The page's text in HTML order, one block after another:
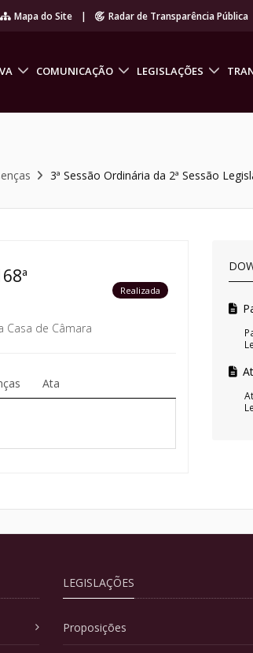
Mapa do Site | Radar de Transparência Pública
COMUNICAÇÃO LEGISLAÇÕES
3ª Sessão Ordinária da 2ª Sessão
Realizada
Casa de Câmara
Ata
LEGISLAÇÕES
Proposições